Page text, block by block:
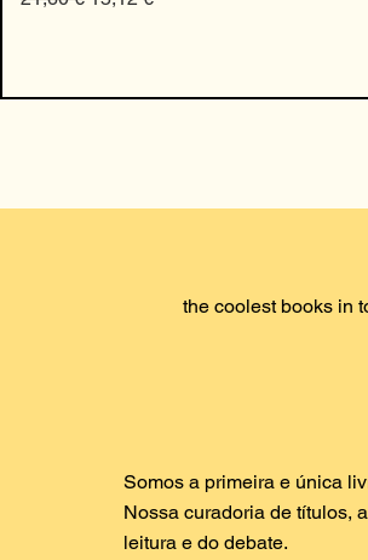
the coolest books in
Somos a primeira e única
Nossa curadoria de títulos,
leitura e do debate.